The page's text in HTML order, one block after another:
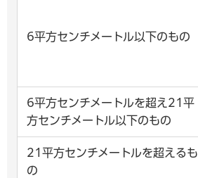
6平方センチメートル以下のもの
6平方センチメートルを超え21平
方センチメートル以下のもの
21平方センチメートルを超えるも
の